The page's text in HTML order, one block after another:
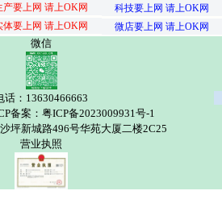
产要上网 请上OK网
科技要上网 请上OK网
体要上网 请上OK网 微店要上网 请上OK网
微信
话：13630466663
备案：粤ICP备2023009931号-1
坪新城路496号华苑大厦二楼2C25
营业执照